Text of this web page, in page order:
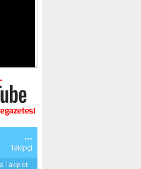
...
Takipçi
Takip Et